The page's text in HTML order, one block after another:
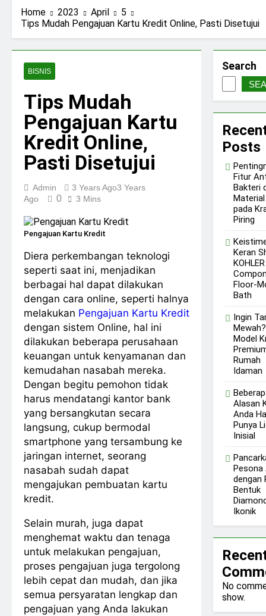
Home 2023 April
5
Tips Mudah Pengajuan Kartu Kredit Online, Pasti Disetujui
BISNIS
Tips Mudah
Pengajuan Kartu
Kredit Online,
Pasti Disetujui
Admin 3 Years Ago3 Years
Ago
0 3 Mins
Pengajuan Kartu Kredit
Diera perkembangan teknologi
seperti saat ini, menjadikan
berbagai hal dapat dilakukan
dengan cara online, seperti halnya
melakukan Pengajuan Kartu Kredit
dengan sistem Online, hal ini
dilakukan beberapa perusahaan
keuangan untuk kenyamanan dan
kemudahan nasabah mereka.
Dengan begitu pemohon tidak
harus mendatangi kantor bank
yang bersangkutan secara
langsung, cukup bermodal
smartphone yang tersambung ke
jaringan internet, seorang
nasabah sudah dapat
mengajukan pembuatan kartu
kredit.
Selain murah, juga dapat
menghemat waktu dan tenaga
untuk melakukan pengajuan,
proses pengajuan juga tergolong
lebih cepat dan mudah, dan jika
semua persyaratan lengkap dan
pengajuan yang Anda lakukan
Search
Posts
Fitur
Bakteri
pada
Piring
Keran
KOHLER
Floor-
Bath
Ingin
Model
Rumah
Idaman
Alasan
Anda
Punya
Inisial
Pesona
dengan
Bentuk
Ikonik
No
show.